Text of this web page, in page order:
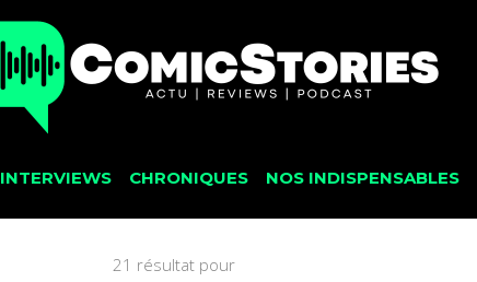
INTERVIEWS CHRONIQUES NOS INDISPENSABLES
21 résultat pour